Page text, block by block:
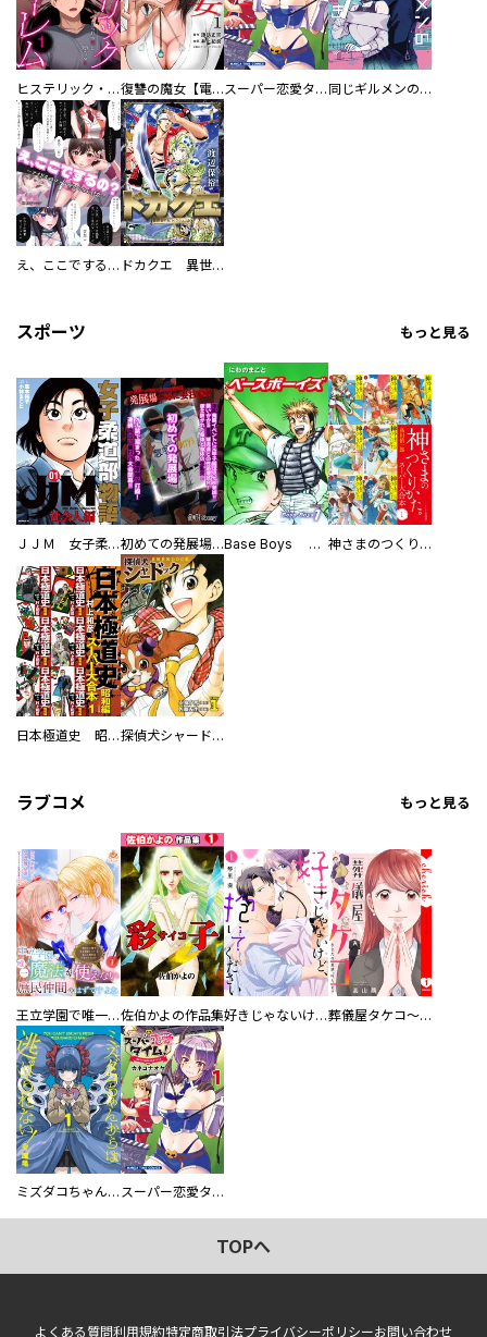
ヒステリック・ハーレム～搾られる男と堕ちる女～【電子単行本版】 復讐の魔女【電子単行本版】 スーパー恋愛タイム！～現場でドＳな彼女は自宅でデレる～ 同じギルメンの声が好き
え、ここでするの？ アイドルのファンが知らない日常 ドカクエ 異世界ドカコッククエスト
スポーツ もっと見る
ＪＪＭ 女子柔道部物語 社会人編 初めての発展場 【白抜き修正版】 Base Boys 新装版 神さまのつくりかた。スーパー大合本
日本極道史 昭和編 スーパー大合本 探偵犬シャードック（新装版）
ラブコメ もっと見る
王立学園で唯一魔法が使えない庶民仲間のはずですよね～実は王子様で私を溺愛しているなんて告白はやめてください～佐伯かよの作品集 好きじゃないけど、抱いてください【電子単行本版／特典おまけ付き】 葬儀屋タケコ～あなたの最期、叶えます【電子単行本版】
ミズダコちゃんからは逃げられない！ スーパー恋愛タイム！～現場でドＳな彼女は自宅でデレる～
TOPへ
よくある質問利用規約特定商取引法プライバシーポリシーお問い合わせ